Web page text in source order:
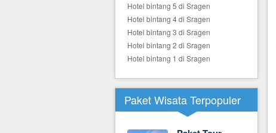
Hotel bintang 5 di Sragen
Hotel bintang 4 di Sragen
Hotel bintang 3 di Sragen
Hotel bintang 2 di Sragen
Hotel bintang 1 di Sragen
Paket Wisata Terpopuler